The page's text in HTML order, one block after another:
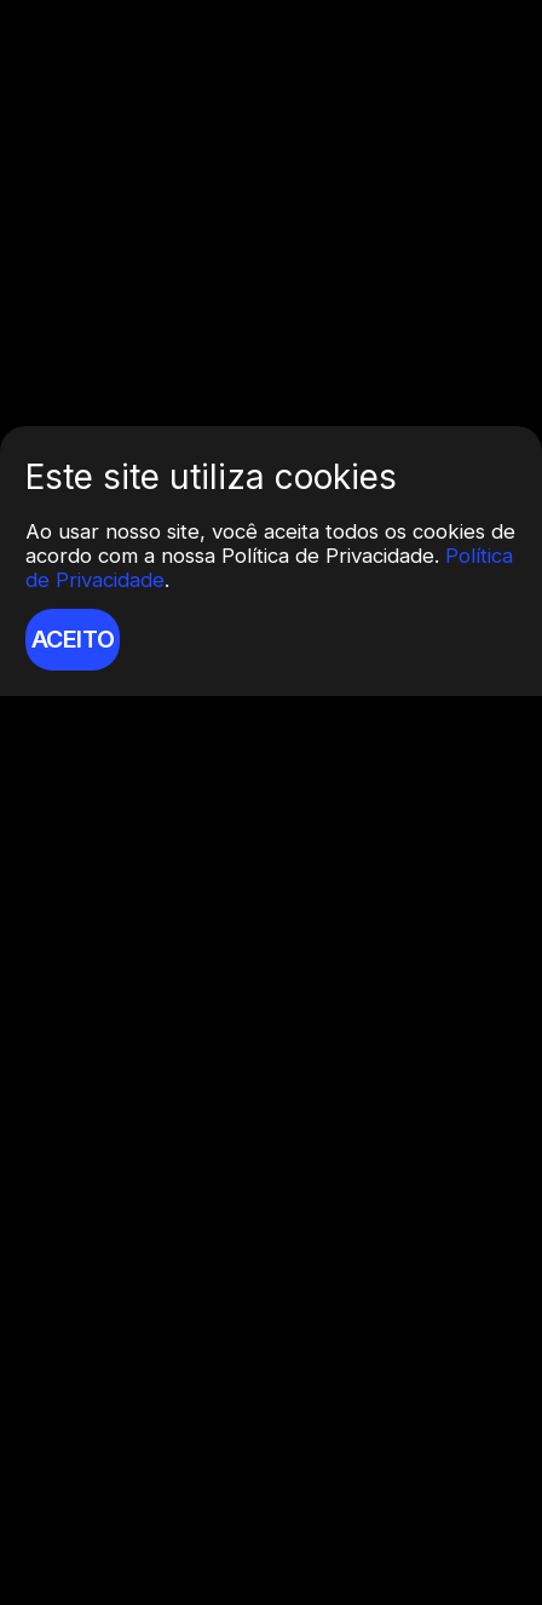
Este site utiliza cookies
Ao usar nosso site, você aceita todos os cookies de
acordo com a nossa Política de Privacidade. Política
de Privacidade.
ACEITO